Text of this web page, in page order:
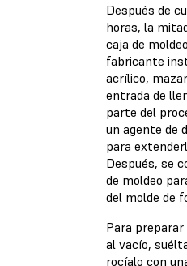
Después de
horas, la
caja de
fabricante
acrílico,
entrada de
parte del
un agente de
para
Después, se
de moldeo
del molde de
Para
al vacío,
rocíalo con